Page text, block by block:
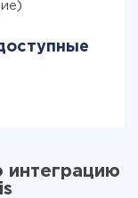
интеграцию